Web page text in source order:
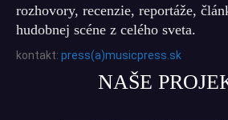
rozhovory, recenzie, reportáže,
hudobnej scéne z celého sveta.
kontakt: press(a)musicpress.sk
NAŠE